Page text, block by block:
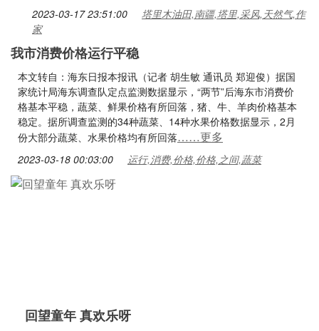
2023-03-17 23:51:00
塔里木油田,南疆,塔里,采风,天然气,作
家
我市消费价格运行平稳
本文转自：海东日报本报讯（记者 胡生敏 通讯员 郑迎俊）据国
家统计局海东调查队定点监测数据显示，“两节”后海东市消费价
格基本平稳，蔬菜、鲜果价格有所回落，猪、牛、羊肉价格基本
稳定。据所调查监测的34种蔬菜、14种水果价格数据显示，2月
份大部分蔬菜、水果价格均有所回落……更多
2023-03-18 00:03:00 运行,消费,价格,价格,之间,蔬菜
回望童年 真欢乐呀